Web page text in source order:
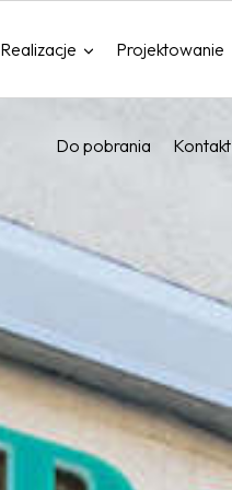
Realizacje Projektowanie
Do pobrania Kontakt